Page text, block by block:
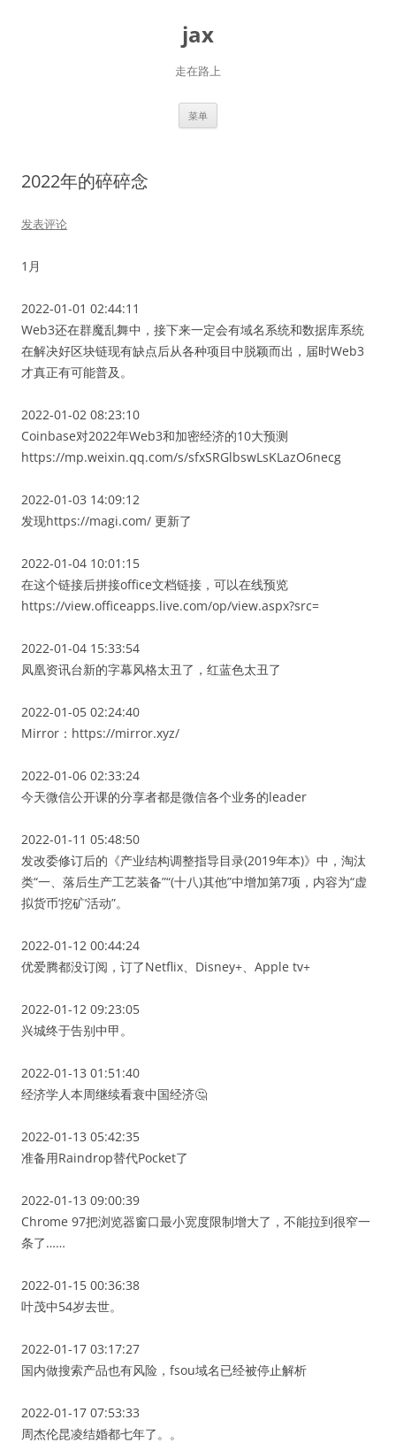
jax
走在路上
菜单
2022年的碎碎念
发表评论
1月
2022-01-01 02:44:11
Web3还在群魔乱舞中，接下来一定会有域名系统和数据库系统
在解决好区块链现有缺点后从各种项目中脱颖而出，届时Web3
才真正有可能普及。
2022-01-02 08:23:10
Coinbase对2022年Web3和加密经济的10大预测
https://mp.weixin.qq.com/s/sfxSRGlbswLsKLazO6necg
2022-01-03 14:09:12
发现https://magi.com/ 更新了
2022-01-04 10:01:15
在这个链接后拼接office文档链接，可以在线预览
https://view.officeapps.live.com/op/view.aspx?src=
2022-01-04 15:33:54
凤凰资讯台新的字幕风格太丑了，红蓝色太丑了
2022-01-05 02:24:40
Mirror：https://mirror.xyz/
2022-01-06 02:33:24
今天微信公开课的分享者都是微信各个业务的leader
2022-01-11 05:48:50
发改委修订后的《产业结构调整指导目录(2019年本)》中，淘汰
类“一、落后生产工艺装备”“(十八)其他”中增加第7项，内容为“虚
拟货币’挖矿’活动”。
2022-01-12 00:44:24
优爱腾都没订阅，订了Netflix、Disney+、Apple tv+
2022-01-12 09:23:05
兴城终于告别中甲。
2022-01-13 01:51:40
经济学人本周继续看衰中国经济🤔
2022-01-13 05:42:35
准备用Raindrop替代Pocket了
2022-01-13 09:00:39
Chrome 97把浏览器窗口最小宽度限制增大了，不能拉到很窄一
条了……
2022-01-15 00:36:38
叶茂中54岁去世。
2022-01-17 03:17:27
国内做搜索产品也有风险，fsou域名已经被停止解析
2022-01-17 07:53:33
周杰伦昆凌结婚都七年了。。